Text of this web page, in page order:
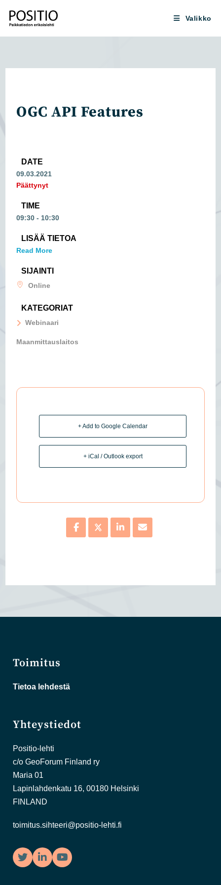
suoraan
sisältöön
Valikko
OGC API Features
DATE
09.03.2021
Päättynyt
TIME
09:30 - 10:30
LISÄÄ TIETOA
Read More
SIJAINTI
Online
KATEGORIAT
Webinaari
Maanmittauslaitos
+ Add to Google Calendar
+ iCal / Outlook export
Toimitus
Tietoa lehdestä
Yhteystiedot
Positio-lehti
c/o GeoForum Finland ry
Maria 01
Lapinlahdenkatu 16, 00180 Helsinki
FINLAND
toimitus.sihteeri@positio-lehti.fi
TwitterLinkedInYouTube